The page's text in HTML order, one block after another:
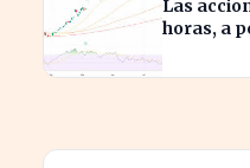
Las
horas, a